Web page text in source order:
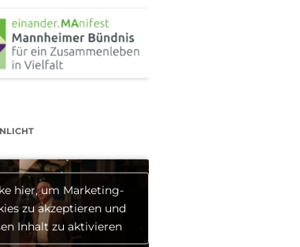
hier, um Marketing-
zu akzeptieren und
Inhalt zu aktivieren